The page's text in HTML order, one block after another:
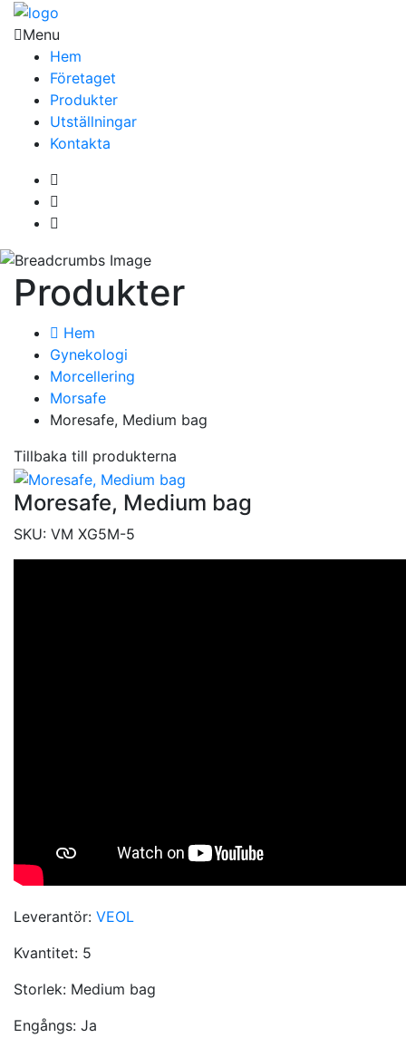
Menu
Hem
Företaget
Produkter
Utställningar
Kontakta
Produkter
Hem
Gynekologi
Morcellering
Morsafe
Moresafe, Medium bag
Tillbaka till produkterna
Moresafe, Medium bag
SKU: VM XG5M-5
Leverantör: VEOL
Kvantitet: 5
Storlek: Medium bag
Engångs: Ja